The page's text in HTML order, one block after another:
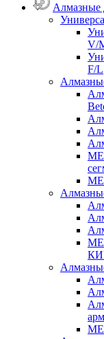
Алмазные
V/
F/L